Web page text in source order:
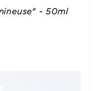
- 50ml